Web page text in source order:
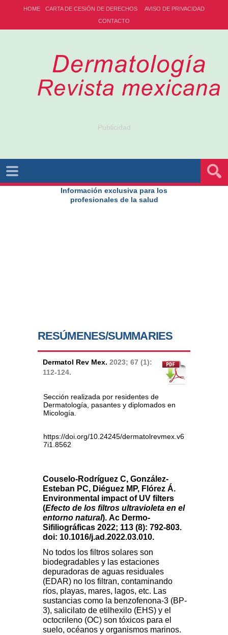
HOME CARTA DE CESIÓN DE DERECHOS
AVISO DE PRIVACIDAD
CONTACTO
Publicidad
Información exclusiva para los
profesionales de la salud
RESÚMENES/SUMMARIES
Dermatol Rev Mex. 2023; 67 (1):
112-124.
Sección realizada por residentes de
Dermatología, pasantes y diplomados en
Micología.
https://doi.org/10.24245/dermatolrevmex.v6
7i1.8562
Couselo-Rodríguez C, González-
Esteban PC, Diéguez MP, Flórez Á.
Environmental impact of UV filters
(Efecto de los filtros ultravioleta en el
entorno natural). Ac Dermo-
Sifiliográficas 2022; 113 (8): 792-803.
doi: 10.1016/j.ad.2022.03.010.
No todos los filtros solares son
biodegradables y las estaciones
depuradoras de aguas residuales
(EDAR) no los filtran, contaminando
ríos, playas, mares, lagos, etc. Las
sustancias como la benzofenona-3 (BP-
3), salicilato de etilhexilo (EHS) y el
octocrileno (OC) son tóxicos para el
suelo, océanos y organismos marinos.